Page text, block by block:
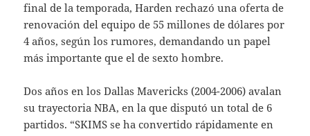
final de la temporada, Harden rechazó una oferta de
renovación del equipo de 55 millones de dólares por
4 años, según los rumores, demandando un papel
más importante que el de sexto hombre.
Dos años en los Dallas Mavericks (2004-2006) avalan
su trayectoria NBA, en la que disputó un total de 6
partidos. “SKIMS se ha convertido rápidamente en